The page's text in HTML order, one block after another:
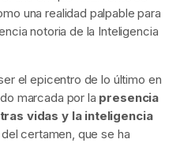
una realidad palpable para
notoria de la Inteligencia
el epicentro de lo último en
marcada por la presencia
vidas y la inteligencia
certamen, que se ha